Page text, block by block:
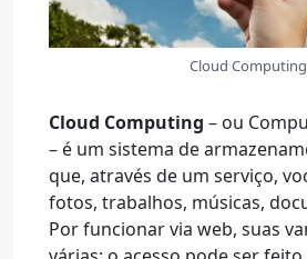
Cloud Computing
Cloud Computing – ou
– é um sistema de
que, através de um serviço,
fotos, trabalhos, músicas,
Por funcionar via web, suas